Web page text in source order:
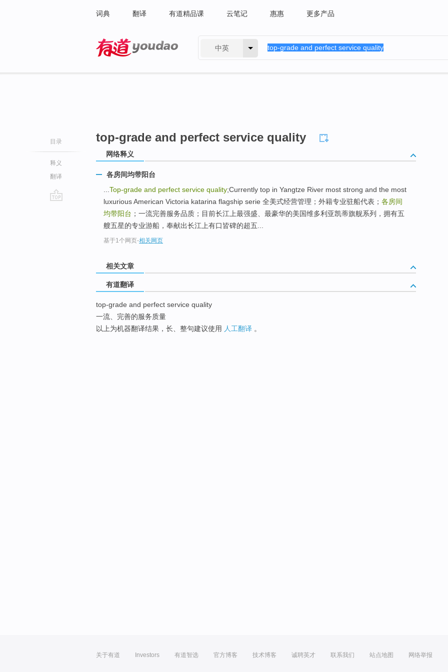
词典 翻译 有道精品课 云笔记 惠惠 更多产品
中英
目录
释义
翻译
top-grade and perfect service quality
网络释义
各房间均带阳台
Top-grade and perfect service quality;Currently top in Yangtze River most strong and the most
luxurious American Victoria katarina flagship serie 全美式经营管理；外籍专业驻船代表； 各房间
均带阳台 ；一流完善服务品质；目前长江上最强盛、最豪华的美国维多利亚凯蒂旗舰系列，拥有五
艘五星的专业游船，奉献出长江上有口皆碑的超五...
基于1个网页-相关网页
相关文章
有道翻译
top-grade and perfect service quality
一流、完善的服务质量
以上为机器翻译结果，长、整句建议使用 人工翻译 。
关于有道 Investors 有道智选 官方博客 技术博客 诚聘英才 联系我们 站点地图 网络举报